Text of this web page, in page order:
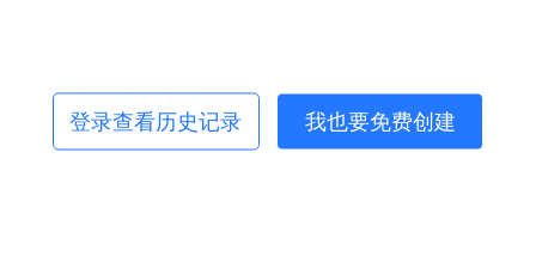
登录查看历史记录 我也要免费创建